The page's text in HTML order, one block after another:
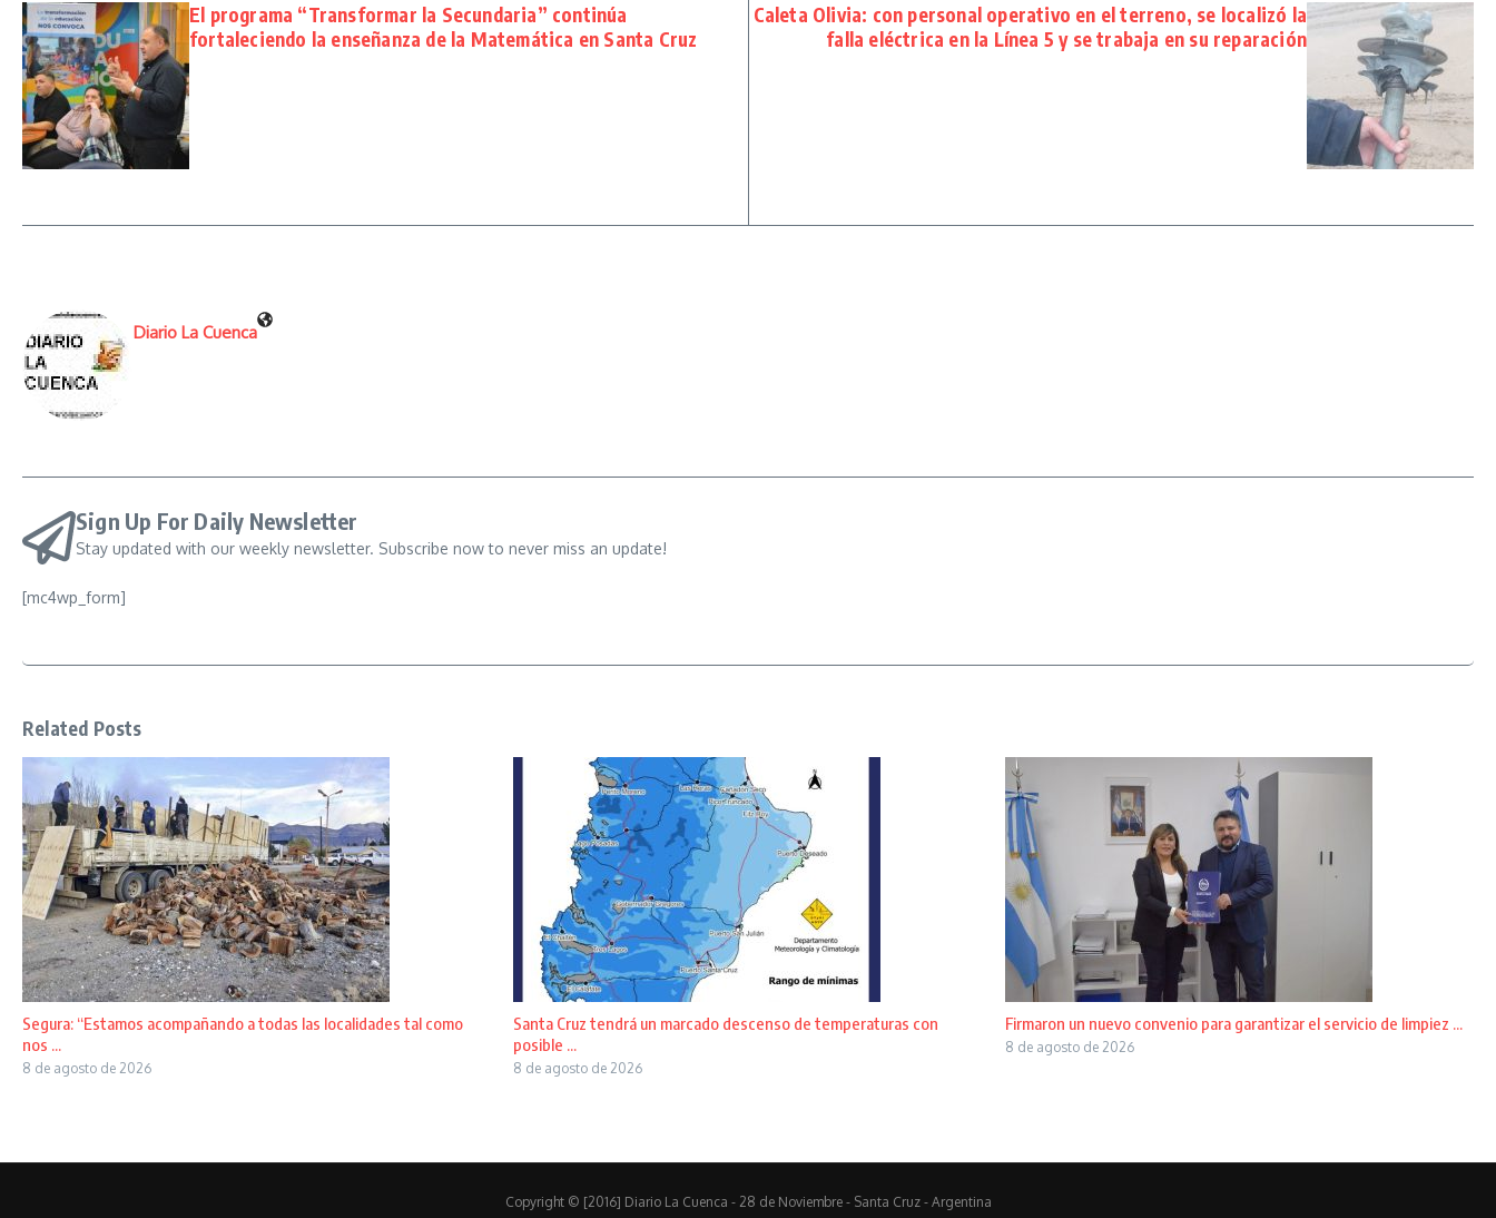
El programa “Transformar la Secundaria” continúa
fortaleciendo la enseñanza de la Matemática en Santa Cruz
Caleta Olivia: con personal operativo en el terreno, se localizó la
falla eléctrica en la Línea 5 y se trabaja en su reparación
Diario La Cuenca
Sign Up For Daily Newsletter
Stay updated with our weekly newsletter. Subscribe now to never miss an update!
[mc4wp_form]
Related Posts
Segura: “Estamos acompañando a todas las localidades tal como
nos ...
8 de agosto de 2026
Santa Cruz tendrá un marcado descenso de temperaturas con
posible ...
8 de agosto de 2026
Firmaron un nuevo convenio para garantizar el servicio de limpiez ...
8 de agosto de 2026
Copyright © [2016] Diario La Cuenca - 28 de Noviembre - Santa Cruz - Argentina